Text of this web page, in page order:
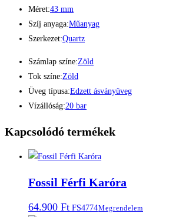
Méret:43 mm
Szíj anyaga:Műanyag
Szerkezet:Quartz
Számlap színe:Zöld
Tok színe:Zöld
Üveg típusa:Edzett ásványüveg
Vízállóság:20 bar
Kapcsolódó termékek
Fossil Férfi Karóra
64.900 Ft FS4774Megrendelem